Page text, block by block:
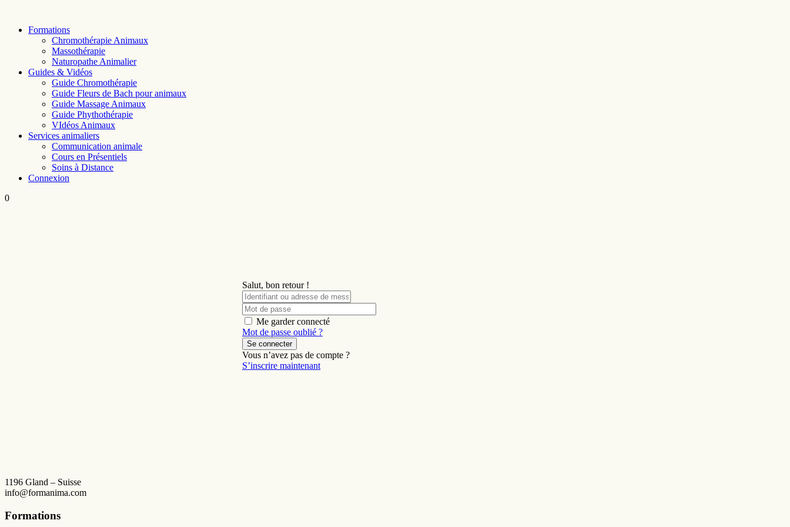
contentFormations
Chromothérapie Animaux
Massothérapie
Naturopathe Animalier
Guides & Vidéos
Guide Chromothérapie
Guide Fleurs de Bach pour animaux
Guide Massage Animaux
Guide Phythothérapie
VIdéos Animaux
Services animaliers
Communication animale
Cours en Présentiels
Soins à Distance
Connexion
0
Salut, bon retour !
Me garder connecté
Mot de passe oublié ?
Se connecter
Vous n’avez pas de compte ?
S’inscrire maintenant
1196 Gland – Suisse
info@formanima.com
Formations